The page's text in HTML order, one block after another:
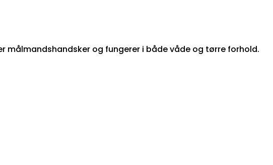
målmandshandsker og fungerer i både våde og tørre forhold.